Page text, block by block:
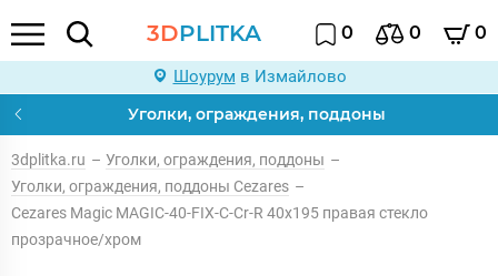
3DPLITKA 0 0 0
Шоурум в Измайлово
Уголки, ограждения, поддоны
3dplitka.ru – Уголки, ограждения, поддоны –
Уголки, ограждения, поддоны Cezares –
Cezares Magic MAGIC-40-FIX-C-Cr-R 40x195 правая стекло
прозрачное/хром